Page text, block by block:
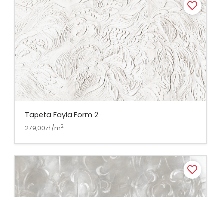
Tapeta Fayla Form 2
279,00zł /m2